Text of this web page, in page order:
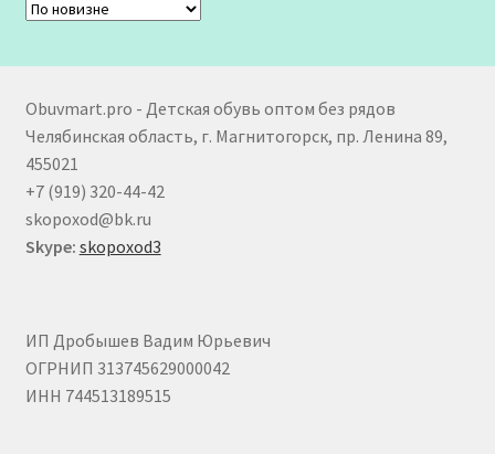
Obuvmart.pro - Детская обувь оптом без рядов
Челябинская область, г. Магнитогорск, пр. Ленина 89,
455021
+7 (919) 320-44-42
skopoxod@bk.ru
Skype: skopoxod3
ИП Дробышев Вадим Юрьевич
ОГРНИП 313745629000042
ИНН 744513189515